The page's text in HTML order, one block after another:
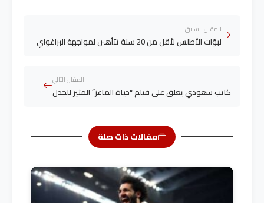
المقال السابق
لبؤات الأطلس لأقل من 20 سنة تتأهبن لمواجهة البراغواي
المقال التالي
كاتب سعودي يعلق على فيلم “حياة الماعز” المثير للجدل
مقالات ذات صلة